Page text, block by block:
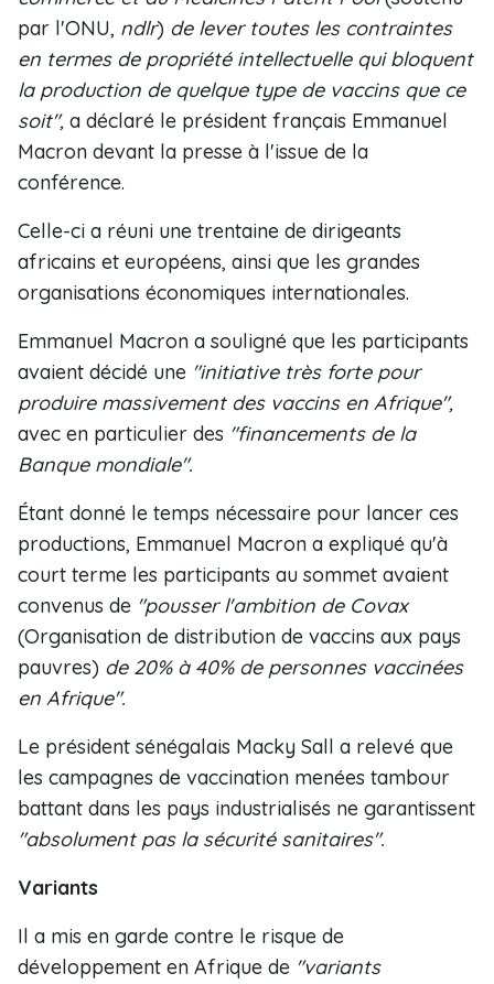
par l'ONU, ndlr) de lever toutes les contraintes
en termes de propriété intellectuelle qui bloquent
la production de quelque type de vaccins que ce
soit", a déclaré le président français Emmanuel
Macron devant la presse à l'issue de la
conférence.
Celle-ci a réuni une trentaine de dirigeants
africains et européens, ainsi que les grandes
organisations économiques internationales.
Emmanuel Macron a souligné que les participants
avaient décidé une "initiative très forte pour
produire massivement des vaccins en Afrique",
avec en particulier des "financements de la
Banque mondiale".
Étant donné le temps nécessaire pour lancer ces
productions, Emmanuel Macron a expliqué qu'à
court terme les participants au sommet avaient
convenus de "pousser l'ambition de Covax
(Organisation de distribution de vaccins aux pays
pauvres) de 20% à 40% de personnes vaccinées
en Afrique".
Le président sénégalais Macky Sall a relevé que
les campagnes de vaccination menées tambour
battant dans les pays industrialisés ne garantissent
"absolument pas la sécurité sanitaires".
Variants
Il a mis en garde contre le risque de
développement en Afrique de "variants